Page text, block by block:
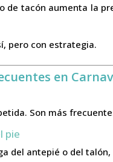
de tacón aumenta la
pero con estrategia.
en
Son más
pie
del antepié o del